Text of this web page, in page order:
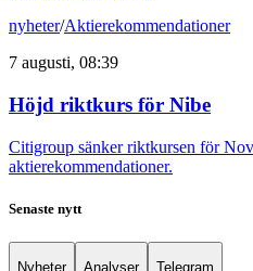
nyheter/Aktierekommendationer
7 augusti, 08:39
Höjd riktkurs för Nibe
Citigroup sänker riktkursen för
aktierekommendationer.
Senaste nytt
Nyheter Analyser Telegram